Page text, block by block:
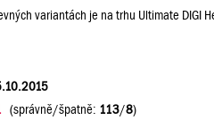
variantách je na trhu Ultimate DIGI
(správně/špatně: 113/8)